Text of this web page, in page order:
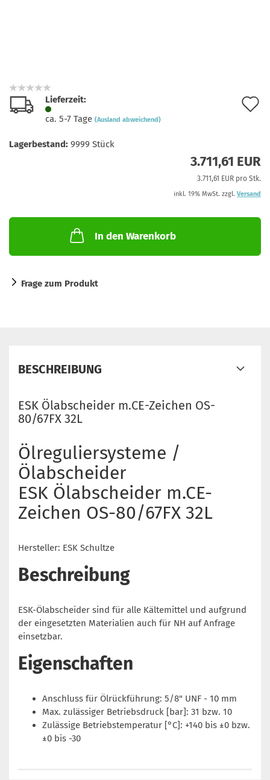
Lieferzeit:
ca. 5-7 Tage (Ausland abweichend)
Lagerbestand: 9999 Stück
3.711,61 EUR
3.711,61 EUR pro Stk.
inkl. 19% MwSt. zzgl. Versand
In den Warenkorb
Frage zum Produkt
BESCHREIBUNG
ESK Ölabscheider m.CE-Zeichen OS-
80/67FX 32L
Ölreguliersysteme /
Ölabscheider
ESK Ölabscheider m.CE-
Zeichen OS-80/67FX 32L
Hersteller: ESK Schultze
Beschreibung
ESK-Ölabscheider sind für alle Kältemittel und aufgrund
der eingesetzten Materialien auch für NH auf Anfrage
einsetzbar.
Eigenschaften
Anschluss für Ölrückführung: 5/8" UNF - 10 mm
Max. zulässiger Betriebsdruck [bar]: 31 bzw. 10
Zulässige Betriebstemperatur [°C]: +140 bis ±0 bzw.
±0 bis -30